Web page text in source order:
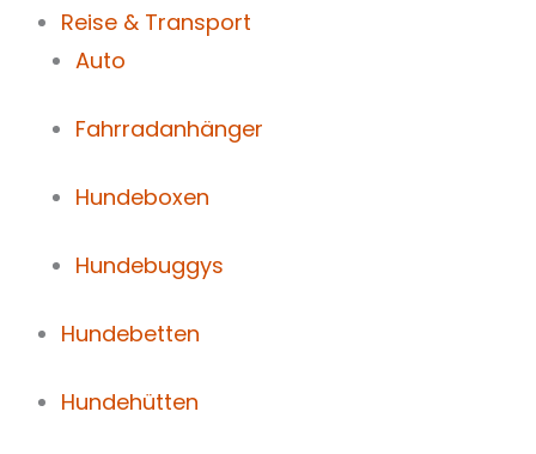
Reise & Transport
Auto
Fahrradanhänger
Hundeboxen
Hundebuggys
Hundebetten
Hundehütten